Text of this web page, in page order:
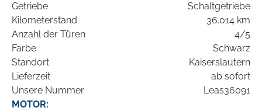
Getriebe
Schaltgetriebe
Kilometerstand
36.014 km
Anzahl der Türen
4/5
Farbe
Schwarz
Standort
Kaiserslautern
Lieferzeit
ab sofort
Unsere Nummer
Leas36091
MOTOR: